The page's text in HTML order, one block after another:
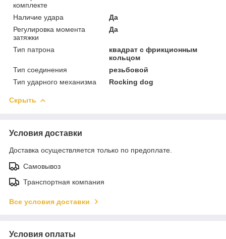
комплекте
Наличие удара
Да
Регулировка момента
затяжки
Да
Тип патрона
квадрат с фрикционным
кольцом
Тип соединения
резьбовой
Тип ударного механизма
Rocking dog
Скрыть
Условия доставки
Доставка осуществляется только по предоплате.
Самовывоз
Транспортная компания
Все условия доставки
Условия оплаты